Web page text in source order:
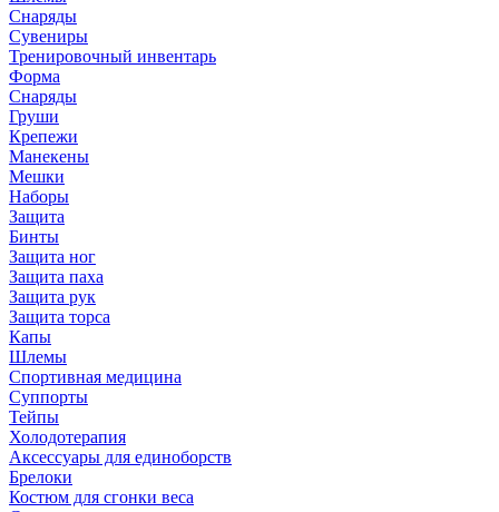
Снаряды
Сувениры
Тренировочный инвентарь
Форма
Снаряды
Груши
Крепежи
Манекены
Мешки
Наборы
Защита
Бинты
Защита ног
Защита паха
Защита рук
Защита торса
Капы
Шлемы
Спортивная медицина
Суппорты
Тейпы
Холодотерапия
Аксессуары для единоборств
Брелоки
Костюм для сгонки веса